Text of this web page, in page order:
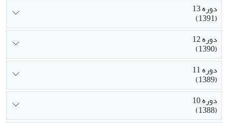
دوره 13
(1391)
دوره 12
(1390)
دوره 11
(1389)
دوره 10
(1388)